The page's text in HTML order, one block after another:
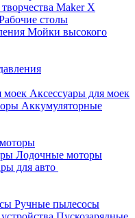
Maker X
столы
Мойки высокого
Аксессуары для моек
Аккумуляторные
Лодочные моторы
для авто
Ручные пылесосы